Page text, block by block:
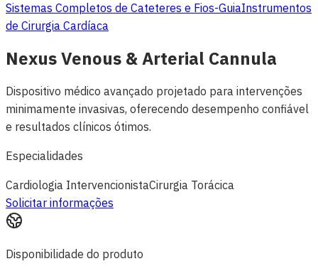
Sistemas Completos de Cateteres e Fios-GuiaInstrumentos
de Cirurgia Cardíaca
Nexus Venous & Arterial Cannula
Dispositivo médico avançado projetado para intervenções
minimamente invasivas, oferecendo desempenho confiável
e resultados clínicos ótimos.
Especialidades
Cardiologia IntervencionistaCirurgia Torácica
Solicitar informações
Disponibilidade do produto